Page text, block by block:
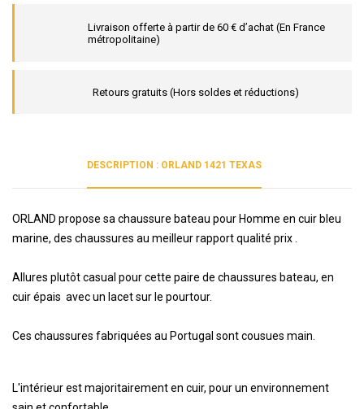
Livraison offerte à partir de 60 € d’achat (En France
métropolitaine)
Retours gratuits (Hors soldes et réductions)
DESCRIPTION : ORLAND 1421 TEXAS
ORLAND propose sa chaussure bateau pour Homme en cuir bleu
marine, des chaussures au meilleur rapport qualité prix .
Allures plutôt casual pour cette paire de chaussures bateau, en
cuir épais avec un lacet sur le pourtour.
Ces chaussures fabriquées au Portugal sont cousues main.
L'intérieur est majoritairement en cuir, pour un environnement